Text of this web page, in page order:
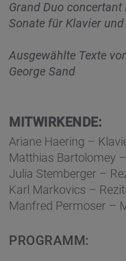
Grand Duo concertant
Sonate für Klavier
Ausgewählte Texte
George Sand
MITWIRKENDE:
Ariane Haering –
Matthias Bartolomey
Julia Stemberger –
Karl Markovics –
Manfred Permoser –
PROGRAMM: